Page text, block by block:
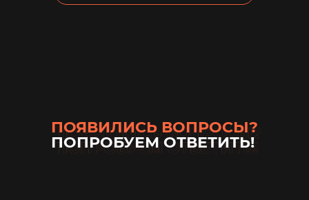
ПОЯВИЛИСЬ ВОПРОСЫ?
ПОПРОБУЕМ ОТВЕТИТЬ!